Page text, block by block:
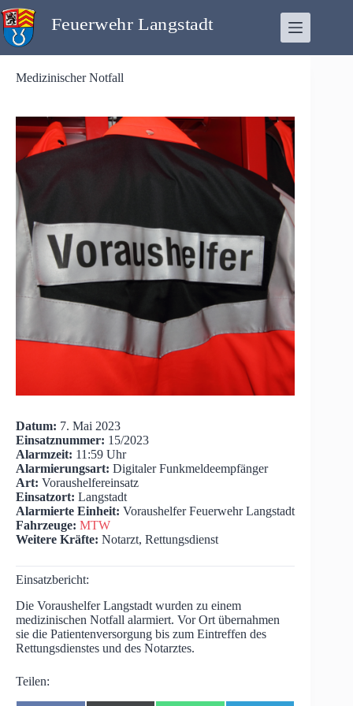
Zum
Inhalt
springen
Medizinischer Notfall
Datum: 7. Mai 2023
Einsatznummer: 15/2023
Alarmzeit: 11:59 Uhr
Alarmierungsart: Digitaler Funkmeldeempfänger
Art: Voraushelfereinsatz
Einsatzort: Langstadt
Alarmierte Einheit: Voraushelfer Feuerwehr Langstadt
Fahrzeuge: MTW
Weitere Kräfte: Notarzt, Rettungsdienst
Einsatzbericht:
Die Voraushelfer Langstadt wurden zu einem
medizinischen Notfall alarmiert. Vor Ort übernahmen
sie die Patientenversorgung bis zum Eintreffen des
Rettungsdienstes und des Notarztes.
Teilen: